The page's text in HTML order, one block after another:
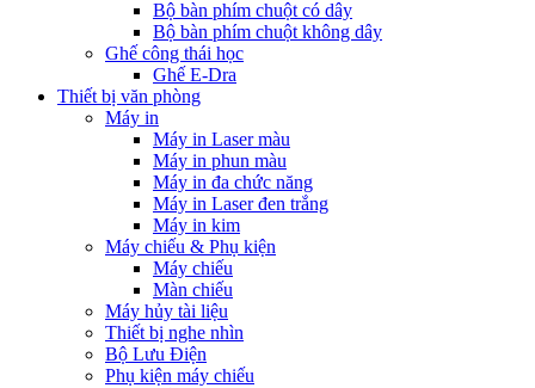
Bộ bàn phím chuột có dây
Bộ bàn phím chuột không dây
Ghế công thái học
Ghế E-Dra
Thiết bị văn phòng
Máy in
Máy in Laser màu
Máy in phun màu
Máy in đa chức năng
Máy in Laser đen trắng
Máy in kim
Máy chiếu & Phụ kiện
Máy chiếu
Màn chiếu
Máy hủy tài liệu
Thiết bị nghe nhìn
Bộ Lưu Điện
Phụ kiện máy chiếu